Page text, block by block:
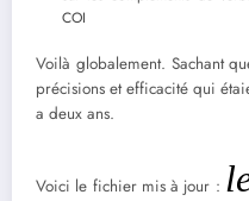
COI
Voilà globalement. Sachant
précisions et efficacité qui
a deux ans.
Voici le fichier mis à jour :